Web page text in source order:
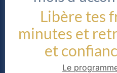
Libère tes
minutes et
et
Le